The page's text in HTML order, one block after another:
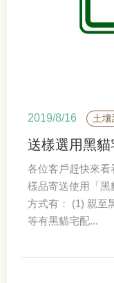
2019/8/16 土
送樣選用黑貓
各位客戶趕快來看
樣品寄送使用「
方式有： (1) 親至
等有黑貓宅配...